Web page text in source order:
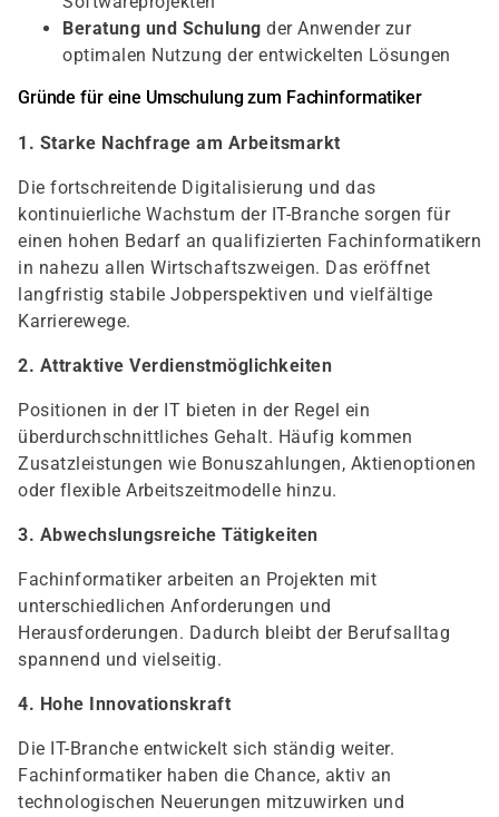
Beratung und Schulung der Anwender zur
optimalen Nutzung der entwickelten Lösungen
Gründe für eine Umschulung zum Fachinformatiker
1. Starke Nachfrage am Arbeitsmarkt
Die fortschreitende Digitalisierung und das
kontinuierliche Wachstum der IT-Branche sorgen für
einen hohen Bedarf an qualifizierten Fachinformatikern
in nahezu allen Wirtschaftszweigen. Das eröffnet
langfristig stabile Jobperspektiven und vielfältige
Karrierewege.
2. Attraktive Verdienstmöglichkeiten
Positionen in der IT bieten in der Regel ein
überdurchschnittliches Gehalt. Häufig kommen
Zusatzleistungen wie Bonuszahlungen, Aktienoptionen
oder flexible Arbeitszeitmodelle hinzu.
3. Abwechslungsreiche Tätigkeiten
Fachinformatiker arbeiten an Projekten mit
unterschiedlichen Anforderungen und
Herausforderungen. Dadurch bleibt der Berufsalltag
spannend und vielseitig.
4. Hohe Innovationskraft
Die IT-Branche entwickelt sich ständig weiter.
Fachinformatiker haben die Chance, aktiv an
technologischen Neuerungen mitzuwirken und